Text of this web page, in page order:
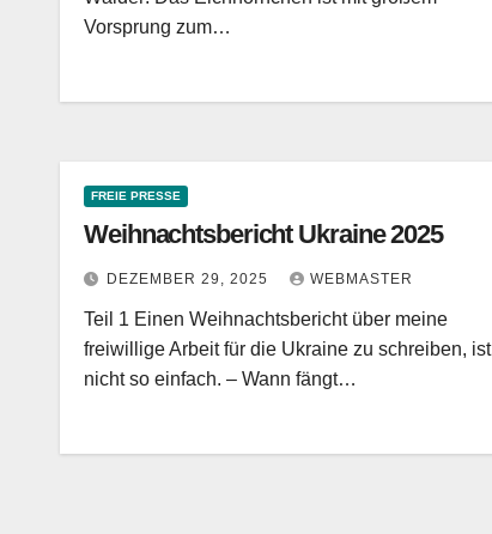
Vorsprung zum…
FREIE PRESSE
Weihnachtsbericht Ukraine 2025
DEZEMBER 29, 2025 WEBMASTER
Teil 1 Einen Weihnachtsbericht über meine
freiwillige Arbeit für die Ukraine zu schreiben, ist
nicht so einfach. – Wann fängt…